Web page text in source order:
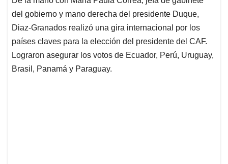
del gobierno y mano derecha del presidente Duque,
Diaz-Granados realizó una gira internacional por los
países claves para la elección del presidente del CAF.
Lograron asegurar los votos de Ecuador, Perú, Uruguay,
Brasil, Panamá y Paraguay.